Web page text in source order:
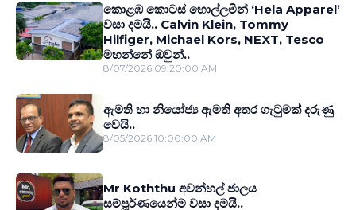
කොළඹ කොටස් හොල්ලමින් ‘Hela Apparel’
වසා දමයි.. Calvin Klein, Tommy
Hilfiger, Michael Kors, NEXT, Tesco
මහන්නේ ඔවුන්..
8/07/2026 09:20:00 AM
ඇමති හා නියෝජ්‍ය ඇමති අතර ගැටුමක් දරුණු
වෙයි..
8/05/2026 10:00:00 AM
Mr Koththu අවන්හල් ජාලය
සම්පූර්ණයෙන්ම වසා දමයි..